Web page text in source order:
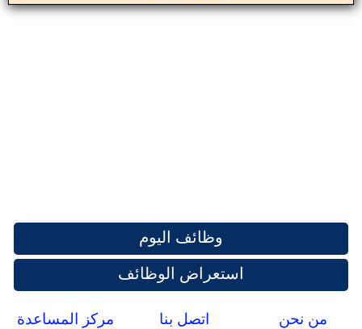
وظائف اليوم
استعراض الوظائف
من نحن اتصل بنا مركز المساعدة